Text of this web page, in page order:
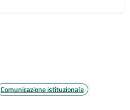
Comunicazione istituzionale